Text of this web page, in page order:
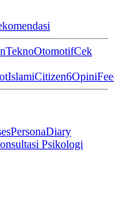
TeknoOtomotifCek
IslamiCitizen6Opini
PersonaDiary
Psikologi